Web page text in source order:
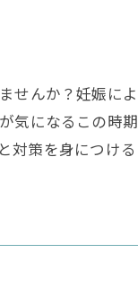
んか？妊娠に
になるこの時
策を身につけ